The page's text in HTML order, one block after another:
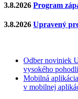
3.8.2026 Program
3.8.2026 Upravený
Odber noviniek
vysokého
Mobilná aplikácia
v mobilnej